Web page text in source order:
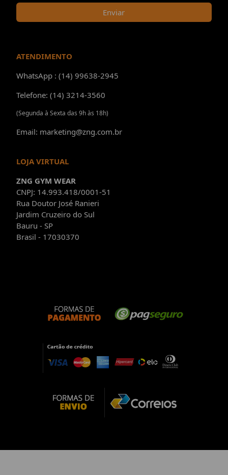
Enviar
ATENDIMENTO
WhatsApp : (14) 99638-2945
Telefone: (14) 3214-3560
(Segunda à Sexta das 9h às 18h)
Email: marketing@zng.com.br
LOJA VIRTUAL
ZNG GYM WEAR
CNPJ: 14.993.418/0001-51
Rua Doutor José Ranieri
Jardim Cruzeiro do Sul
Bauru - SP
Brasil - 17030370